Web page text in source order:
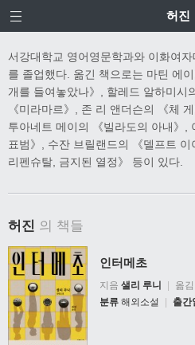
허진
서강대학교 영어영문학과와 이화여
를 졸업했다. 옮긴 책으로는 마틴 에
개를 들여놓았나》, 할레드 알하미시
《미라마르》, 존 리 앤더슨의 《체
투아네트 메이의 《빌라도의 아내》,
표범》, 수잔 브릴랜드의 《델프트
리펜슈탈, 금지된 열정》 등이 있다.
허진 의 책들
인터메초
지음 샐리 루니 옮김
분류 해외소설 출간